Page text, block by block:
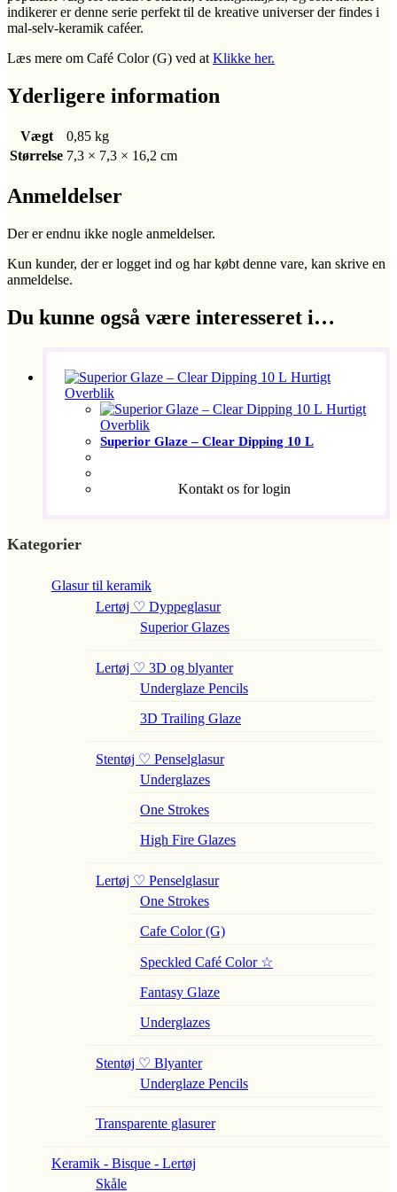
indikerer er denne serie perfekt til de kreative universer der findes i
mal-selv-keramik caféer.
Læs mere om Café Color (G) ved atKlikke her.
Yderligere information
Vægt
0,85 kg
Størrelse 7,3 × 7,3 × 16,2 cm
Anmeldelser
Der er endnu ikke nogle anmeldelser.
Kun kunder, der er logget ind og har købt denne vare, kan skrive en
anmeldelse.
Du kunne også være interesseret i…
Hurtigt
Overblik
Hurtigt
Overblik
Superior Glaze – Clear Dipping 10 L
Kontakt os for login
Kategorier
Glasur til keramik
Lertøj ♡ Dyppeglasur
Superior Glazes
Lertøj ♡ 3D og blyanter
Underglaze Pencils
3D Trailing Glaze
Stentøj ♡ Penselglasur
Underglazes
One Strokes
High Fire Glazes
Lertøj ♡ Penselglasur
One Strokes
Cafe Color (G)
Speckled Café Color ☆
Fantasy Glaze
Underglazes
Stentøj ♡ Blyanter
Underglaze Pencils
Transparente glasurer
Keramik - Bisque - Lertøj
Skåle